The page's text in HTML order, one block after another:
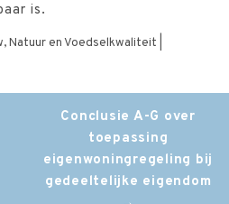
is.
Natuur en Voedselkwaliteit |
Conclusie A-G over
toepassing
eigenwoningregeling bij
gedeeltelijke eigendom